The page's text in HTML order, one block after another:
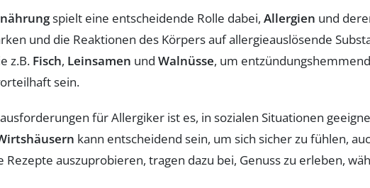
spielt eine entscheidende Rolle dabei, Allergien und
und die Reaktionen des Körpers auf allergieauslösende
z.B. Fisch, Leinsamen und Walnüsse, um
sein.
für Allergiker ist es, in sozialen Situationen
kann entscheidend sein, um sich sicher zu fühlen,
Rezepte auszuprobieren, tragen dazu bei, Genuss zu erleben,